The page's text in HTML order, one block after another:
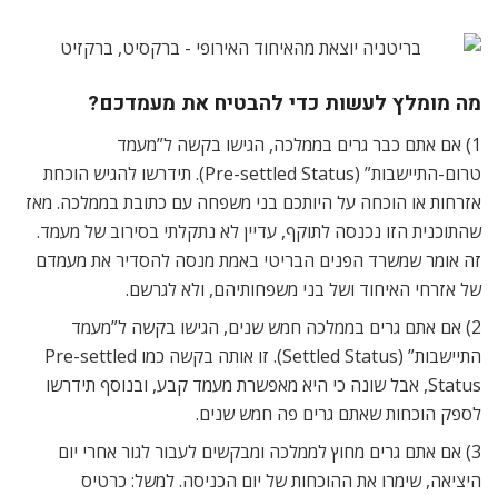
מה מומלץ לעשות כדי להבטיח את מעמדכם?
1) אם אתם כבר גרים בממלכה, הגישו בקשה ל”מעמד
טרום-התיישבות” (Pre-settled Status). תידרשו להגיש הוכחת
אזרחות או הוכחה על היותכם בני משפחה עם כתובת בממלכה. מאז
שהתוכנית הזו נכנסה לתוקף, עדיין לא נתקלתי בסירוב של מעמד.
זה אומר שמשרד הפנים הבריטי באמת מנסה להסדיר את מעמדם
של אזרחי האיחוד ושל בני משפחותיהם, ולא לגרשם.
2) אם אתם גרים בממלכה חמש שנים, הגישו בקשה ל”מעמד
התיישבות” (Settled Status). זו אותה בקשה כמו Pre-settled
Status, אבל שונה כי היא מאפשרת מעמד קבע, ובנוסף תידרשו
לספק הוכחות שאתם גרים פה חמש שנים.
3) אם אתם גרים מחוץ לממלכה ומבקשים לעבור לגור אחרי יום
היציאה, שימרו את ההוכחות של יום הכניסה. למשל: כרטיס